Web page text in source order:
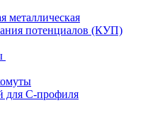
металлическая
потенциалов (КУП)
для С-профиля